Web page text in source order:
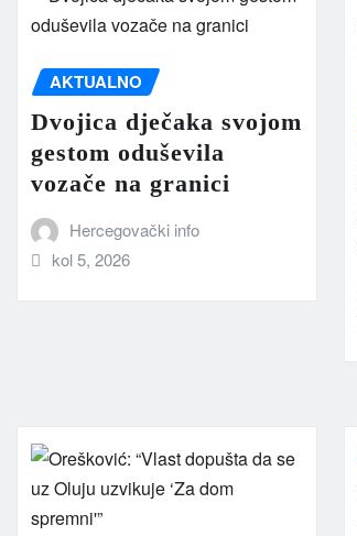
AKTUALNO
Dvojica dječaka svojom
gestom oduševila
vozače na granici
Hercegovački info
kol 5, 2026